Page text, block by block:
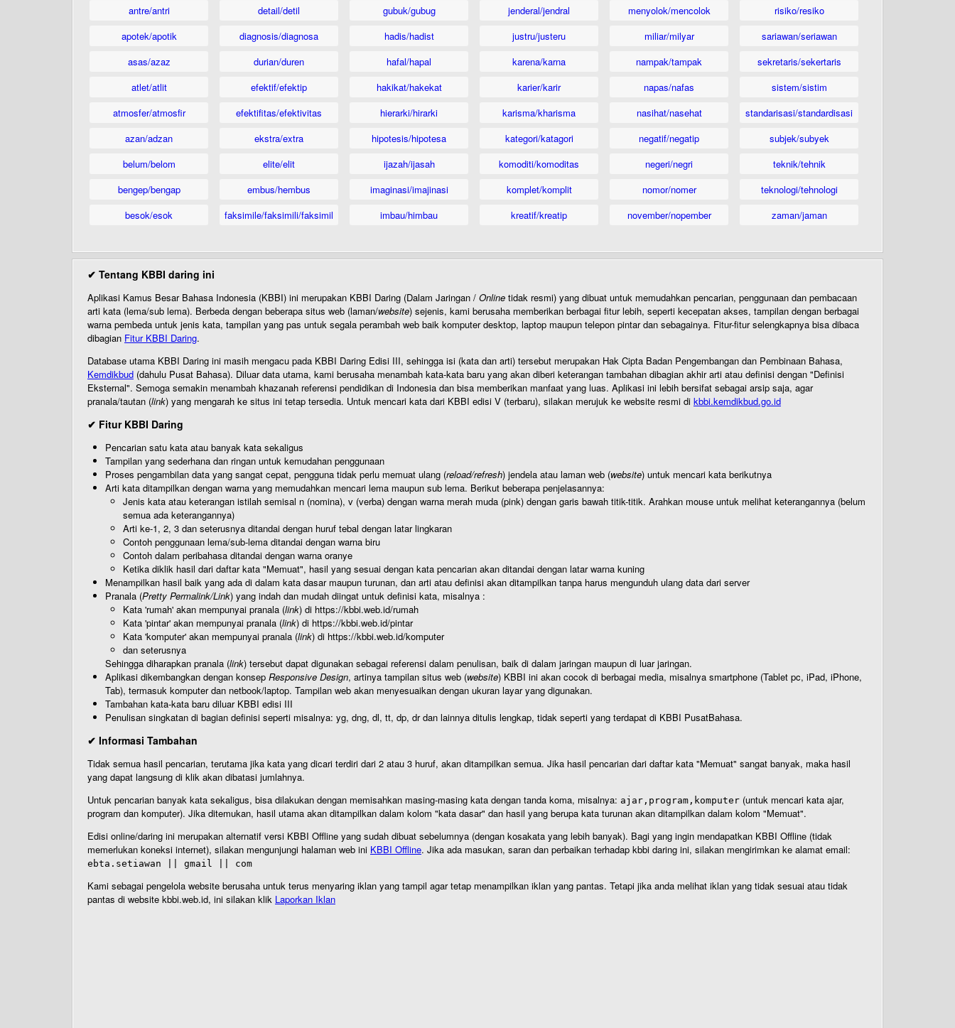
antre/antri
apotek/apotik
asas/azaz
atlet/atlit
atmosfer/atmosfir
azan/adzan
belum/belom
bengep/bengap
besok/esok
detail/detil
diagnosis/diagnosa
durian/duren
efektif/efektip
efektifitas/efektivitas
ekstra/extra
elite/elit
embus/hembus
faksimile/faksimili/faksimil
gubuk/gubug
hadis/hadist
hafal/hapal
hakikat/hakekat
hierarki/hirarki
hipotesis/hipotesa
ijazah/ijasah
imaginasi/imajinasi
imbau/himbau
jenderal/jendral
justru/justeru
karena/karna
karier/karir
karisma/kharisma
kategori/katagori
komoditi/komoditas
komplet/komplit
kreatif/kreatip
menyolok/mencolok
miliar/milyar
nampak/tampak
napas/nafas
nasihat/nasehat
negatif/negatip
negeri/negri
nomor/nomer
november/nopember
risiko/resiko
sariawan/seriawan
sekretaris/sekertaris
sistem/sistim
standarisasi/standardisasi
subjek/subyek
teknik/tehnik
teknologi/tehnologi
zaman/jaman
✔ Tentang KBBI daring ini
Aplikasi Kamus Besar Bahasa Indonesia (KBBI) ini merupakan KBBI Daring (Dalam Jaringan / Online tidak resmi) yang dibuat untuk memudahkan pencarian, penggunaan dan pembacaan
arti kata (lema/sub lema). Berbeda dengan beberapa situs web (laman/website) sejenis, kami berusaha memberikan berbagai fitur lebih, seperti kecepatan akses, tampilan dengan berbagai
warna pembeda untuk jenis kata, tampilan yang pas untuk segala perambah web baik komputer desktop, laptop maupun telepon pintar dan sebagainya. Fitur-fitur selengkapnya bisa dibaca
dibagian Fitur KBBI Daring.
Database utama KBBI Daring ini masih mengacu pada KBBI Daring Edisi III, sehingga isi (kata dan arti) tersebut merupakan Hak Cipta Badan Pengembangan dan Pembinaan Bahasa,
Kemdikbud (dahulu Pusat Bahasa). Diluar data utama, kami berusaha menambah kata-kata baru yang akan diberi keterangan tambahan dibagian akhir arti atau definisi dengan "Definisi
Eksternal". Semoga semakin menambah khazanah referensi pendidikan di Indonesia dan bisa memberikan manfaat yang luas. Aplikasi ini lebih bersifat sebagai arsip saja, agar
pranala/tautan (link) yang mengarah ke situs ini tetap tersedia. Untuk mencari kata dari KBBI edisi V (terbaru), silakan merujuk ke website resmi di kbbi.kemdikbud.go.id
✔ Fitur KBBI Daring
Pencarian satu kata atau banyak kata sekaligus
Tampilan yang sederhana dan ringan untuk kemudahan penggunaan
Proses pengambilan data yang sangat cepat, pengguna tidak perlu memuat ulang (reload/refresh) jendela atau laman web (website) untuk mencari kata berikutnya
Arti kata ditampilkan dengan warna yang memudahkan mencari lema maupun sub lema. Berikut beberapa penjelasannya:
Jenis kata atau keterangan istilah semisal n (nomina), v (verba) dengan warna merah muda (pink) dengan garis bawah titik-titik. Arahkan mouse untuk melihat keterangannya (belum
semua ada keterangannya)
Arti ke-1, 2, 3 dan seterusnya ditandai dengan huruf tebal dengan latar lingkaran
Contoh penggunaan lema/sub-lema ditandai dengan warna biru
Contoh dalam peribahasa ditandai dengan warna oranye
Ketika diklik hasil dari daftar kata "Memuat", hasil yang sesuai dengan kata pencarian akan ditandai dengan latar warna kuning
Menampilkan hasil baik yang ada di dalam kata dasar maupun turunan, dan arti atau definisi akan ditampilkan tanpa harus mengunduh ulang data dari server
Pranala (Pretty Permalink/Link) yang indah dan mudah diingat untuk definisi kata, misalnya :
Kata 'rumah' akan mempunyai pranala (link) di https://kbbi.web.id/rumah
Kata 'pintar' akan mempunyai pranala (link) di https://kbbi.web.id/pintar
Kata 'komputer' akan mempunyai pranala (link) di https://kbbi.web.id/komputer
dan seterusnya
Sehingga diharapkan pranala (link) tersebut dapat digunakan sebagai referensi dalam penulisan, baik di dalam jaringan maupun di luar jaringan.
Aplikasi dikembangkan dengan konsep Responsive Design, artinya tampilan situs web (website) KBBI ini akan cocok di berbagai media, misalnya smartphone (Tablet pc, iPad, iPhone,
Tab), termasuk komputer dan netbook/laptop. Tampilan web akan menyesuaikan dengan ukuran layar yang digunakan.
Tambahan kata-kata baru diluar KBBI edisi III
Penulisan singkatan di bagian definisi seperti misalnya: yg, dng, dl, tt, dp, dr dan lainnya ditulis lengkap, tidak seperti yang terdapat di KBBI PusatBahasa.
✔ Informasi Tambahan
Tidak semua hasil pencarian, terutama jika kata yang dicari terdiri dari 2 atau 3 huruf, akan ditampilkan semua. Jika hasil pencarian dari daftar kata "Memuat" sangat banyak, maka hasil
yang dapat langsung di klik akan dibatasi jumlahnya.
Untuk pencarian banyak kata sekaligus, bisa dilakukan dengan memisahkan masing-masing kata dengan tanda koma, misalnya: ajar,program,komputer (untuk mencari kata ajar,
program dan komputer). Jika ditemukan, hasil utama akan ditampilkan dalam kolom "kata dasar" dan hasil yang berupa kata turunan akan ditampilkan dalam kolom "Memuat".
Edisi online/daring ini merupakan alternatif versi KBBI Offline yang sudah dibuat sebelumnya (dengan kosakata yang lebih banyak). Bagi yang ingin mendapatkan KBBI Offline (tidak
memerlukan koneksi internet), silakan mengunjungi halaman web ini KBBI Offline. Jika ada masukan, saran dan perbaikan terhadap kbbi daring ini, silakan mengirimkan ke alamat email:
ebta.setiawan || gmail || com
Kami sebagai pengelola website berusaha untuk terus menyaring iklan yang tampil agar tetap menampilkan iklan yang pantas. Tetapi jika anda melihat iklan yang tidak sesuai atau tidak
pantas di website kbbi.web.id, ini silakan klik Laporkan Iklan